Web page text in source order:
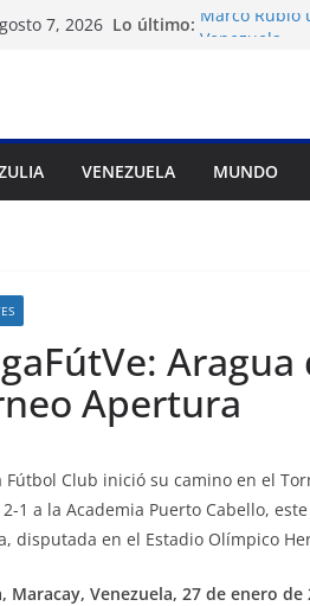
7, 2026 Lo último: Marco Rubio
Hallan el
avalancha
VENEZUELA MUNDO
Apertura
Fútbol Club inició su camino en el
1 a la Academia Puerto Cabello,
disputada en el Estadio Olímpico
Maracay, Venezuela, 27 de enero de